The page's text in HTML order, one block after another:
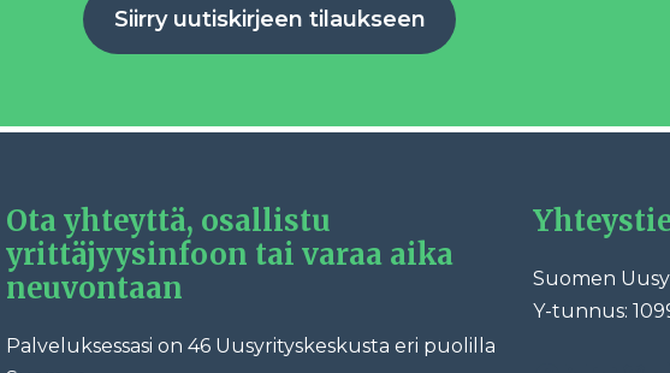
Siirry uutiskirjeen tilaukseen
Ota yhteyttä, osallistu
yrittäjyysinfoon tai varaa aika
neuvontaan
Palveluksessasi on 46 Uusyrityskeskusta eri puolilla
Suomen
Y-tunnus: